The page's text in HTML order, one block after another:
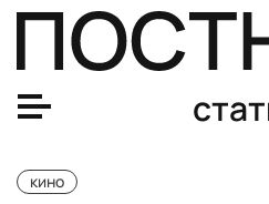
кино
Франкенштейн (2025): дата